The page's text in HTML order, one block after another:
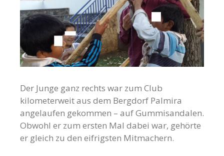
Der Junge ganz rechts war zum Club
kilometerweit aus dem Bergdorf Palmira
angelaufen gekommen – auf Gummisandalen.
Obwohl er zum ersten Mal dabei war, gehörte
er gleich zu den eifrigsten Mitmachern.